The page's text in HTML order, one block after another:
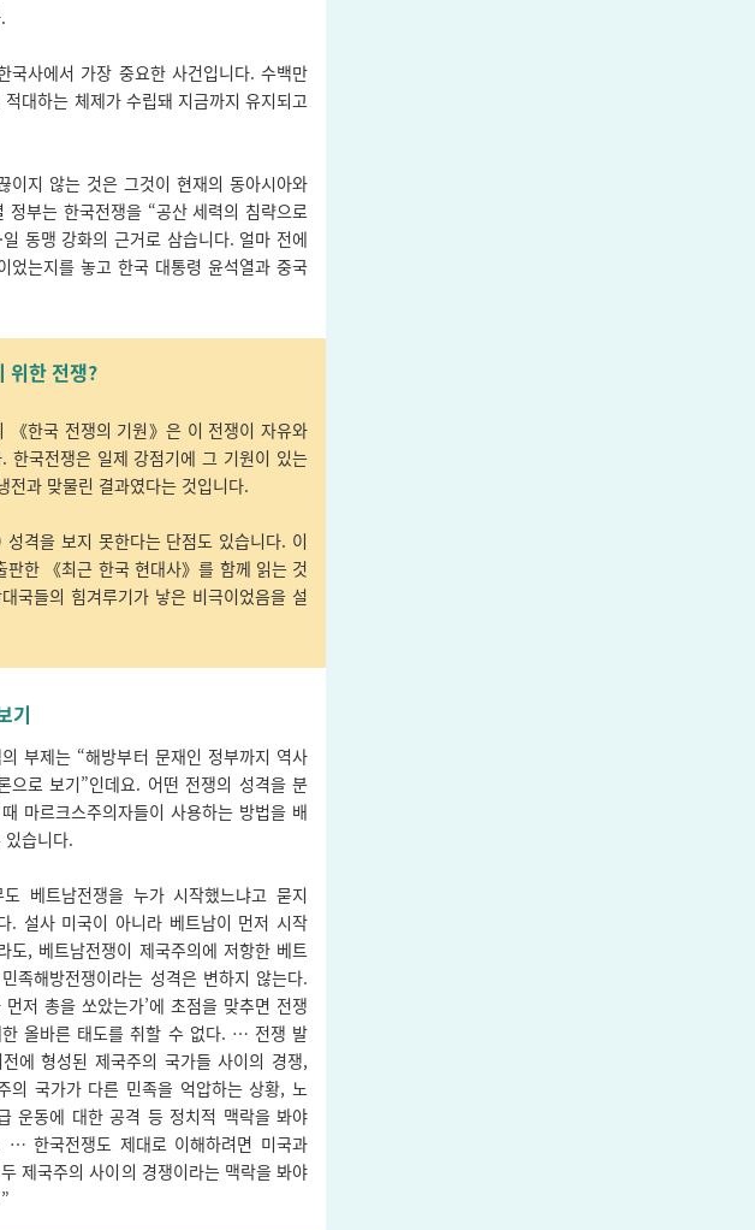
사에서 가장 중요한 사건입니다. 수백만
대하는 체제가 수립돼 지금까지 유지되고
이지 않는 것은 그것이 현재의 동아시아와
부는 한국전쟁을 “공산 세력의 침략으로
동맹 강화의 근거로 삼습니다. 얼마 전에
는지를 놓고 한국 대통령 윤석열과 중국
위한 전쟁?
《한국 전쟁의 기원》은 이 전쟁이 자유와
한국전쟁은 일제 강점기에 그 기원이 있는
전과 맞물린 결과였다는 것입니다.
격을 보지 못한다는 단점도 있습니다. 이
한 《최근 한국 현대사》를 함께 읽는 것
국들의 힘겨루기가 낳은 비극이었음을 설
기
부제는 “해방부터 문재인 정부까지 역사
으로 보기”인데요. 어떤 전쟁의 성격을 분
마르크스주의자들이 사용하는 방법을 배
있습니다.
도 베트남전쟁을 누가 시작했느냐고 묻지
. 설사 미국이 아니라 베트남이 먼저 시작
도, 베트남전쟁이 제국주의에 저항한 베트
족해방전쟁이라는 성격은 변하지 않는다.
먼저 총을 쏘았는가’에 초점을 맞추면 전쟁
올바른 태도를 취할 수 없다. … 전쟁 발
에 형성된 제국주의 국가들 사이의 경쟁,
의 국가가 다른 민족을 억압하는 상황, 노
운동에 대한 공격 등 정치적 맥락을 봐야
… 한국전쟁도 제대로 이해하려면 미국과
제국주의 사이의 경쟁이라는 맥락을 봐야